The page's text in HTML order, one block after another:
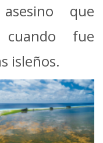
que
fue
isleños.